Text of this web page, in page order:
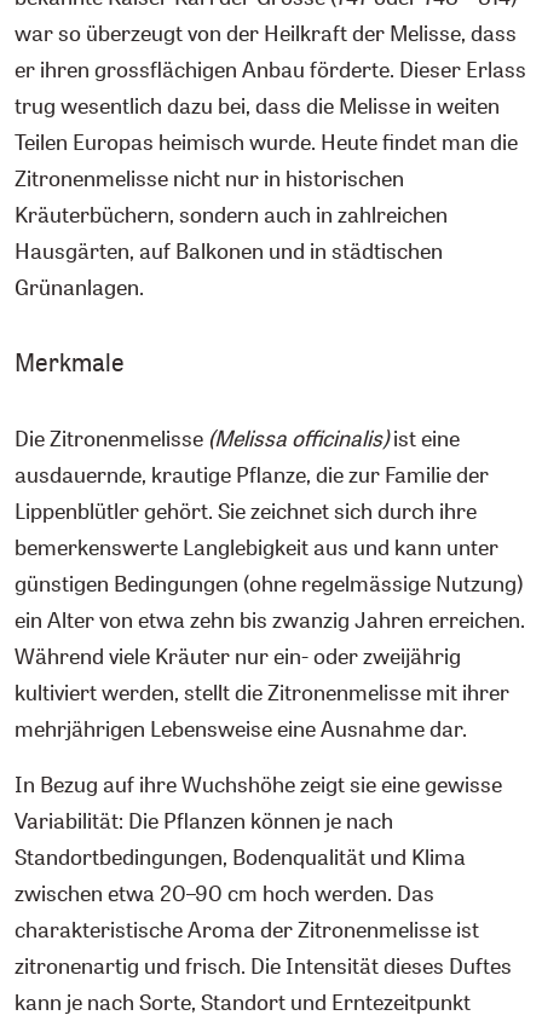
war so überzeugt von der Heilkraft der Melisse, dass
er ihren grossflächigen Anbau förderte. Dieser Erlass
trug wesentlich dazu bei, dass die Melisse in weiten
Teilen Europas heimisch wurde. Heute findet man die
Zitronenmelisse nicht nur in historischen
Kräuterbüchern, sondern auch in zahlreichen
Hausgärten, auf Balkonen und in städtischen
Grünanlagen.
Merkmale
Die Zitronenmelisse (Melissa officinalis)ist eine
ausdauernde, krautige Pflanze, die zur Familie der
Lippenblütler gehört. Sie zeichnet sich durch ihre
bemerkenswerte Langlebigkeit aus und kann unter
günstigen Bedingungen (ohne regelmässige Nutzung)
ein Alter von etwa zehn bis zwanzig Jahren erreichen.
Während viele Kräuter nur ein- oder zweijährig
kultiviert werden, stellt die Zitronenmelisse mit ihrer
mehrjährigen Lebensweise eine Ausnahme dar.
In Bezug auf ihre Wuchshöhe zeigt sie eine gewisse
Variabilität: Die Pflanzen können je nach
Standortbedingungen, Bodenqualität und Klima
zwischen etwa 20–90 cm hoch werden. Das
charakteristische Aroma der Zitronenmelisse ist
zitronenartig und frisch. Die Intensität dieses Duftes
kann je nach Sorte, Standort und Erntezeitpunkt